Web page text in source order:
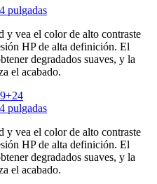
pulgadas
y vea el color de alto contraste
HP de alta definición. El
degradados suaves, y la
el acabado.
pulgadas
y vea el color de alto contraste
HP de alta definición. El
degradados suaves, y la
el acabado.